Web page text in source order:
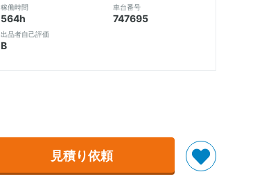
稼働時間
564h
出品者自己評価
B
車台番号
747695
見積り依頼